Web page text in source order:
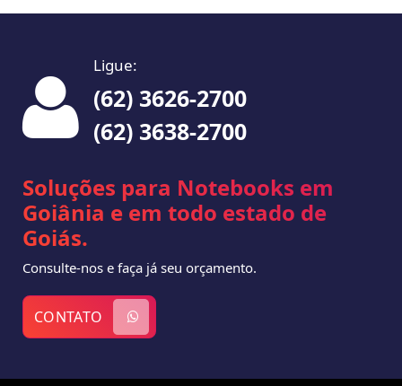
Ligue:
(62) 3626-2700
(62) 3638-2700
Soluções para Notebooks em
Goiânia e em todo estado de
Goiás.
Consulte-nos e faça já seu orçamento.
CONTATO